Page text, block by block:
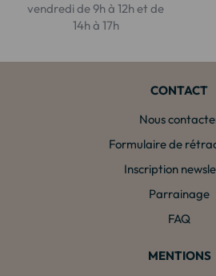
vendredi de 9h à 12h et de
14h à 17h
CONTACT
Nous
Formulaire de
Inscription
Parrainage
FAQ
MENTIONS